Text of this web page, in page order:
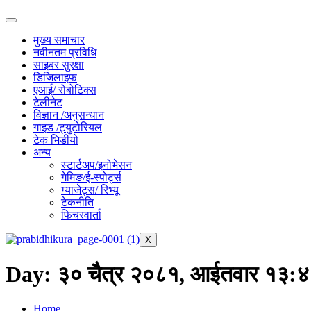
मुख्य समाचार
नवीनतम प्रविधि
साइबर सुरक्षा
डिजिलाइफ
एआई/ रोबोटिक्स
टेलीनेट
विज्ञान /अनुसन्धान
गाइड /ट्युटोरियल
टेक भिडीयो
अन्य
स्टार्टअप/इनोभेसन
गेमिङ/ई-स्पोर्ट्स
ग्याजेट्स/ रिभ्यू
टेकनीति
फिचरवार्ता
X
Day: ३० चैत्र २०८१, आईतवार
Home